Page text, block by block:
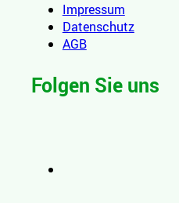
Impressum
Datenschutz
AGB
Folgen Sie uns